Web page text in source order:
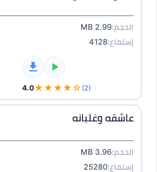
الحجم:2.99 MB
إستماع:4128
4.0★★★★☆ (2)
عاشقه وغلبانه
الحجم:3.96 MB
إستماع:25280